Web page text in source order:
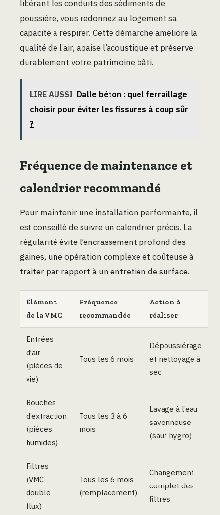
libérant les conduits des sédiments de
poussière, vous redonnez au logement sa
capacité à respirer. Cette démarche améliore la
qualité de l’air, apaise l’acoustique et préserve
durablement votre patrimoine bâti.
LIRE AUSSI Dalle béton : quel ferraillage
choisir pour éviter les fissures à coup sûr
?
Fréquence de maintenance et
calendrier recommandé
Pour maintenir une installation performante, il
est conseillé de suivre un calendrier précis. La
régularité évite l’encrassement profond des
gaines, une opération complexe et coûteuse à
traiter par rapport à un entretien de surface.
Élément
de la VMC
Fréquence
recommandée
Action à
réaliser
Entrées
d’air
(pièces de
vie)
Tous les 6 mois
Dépoussiérage
et nettoyage à
sec
Bouches
d’extraction
(pièces
humides)
Tous les 3 à 6
mois
Lavage à l’eau
savonneuse
(sauf hygro)
Filtres
(VMC
double
flux)
Tous les 6 mois
(remplacement)
Changement
complet des
filtres